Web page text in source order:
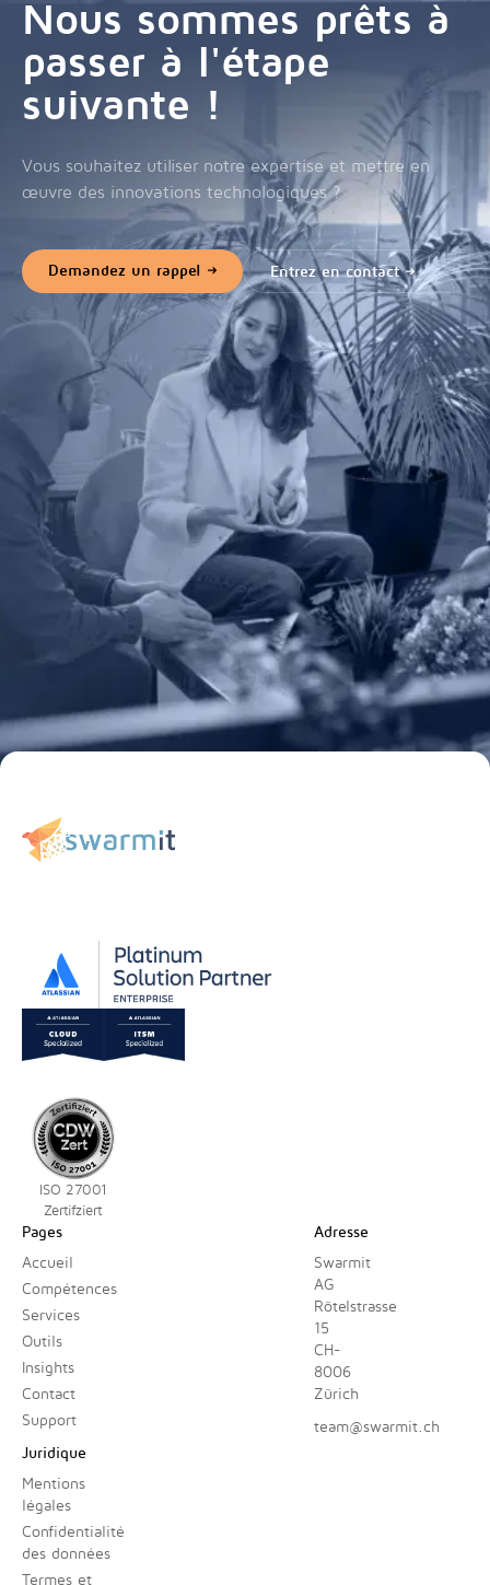
Nous sommes prêts à
passer à l'étape
suivante !
Vous souhaitez utiliser notre expertise et mettre en
œuvre des innovations technologiques ?
Demandez un rappel Entrez en contact
ISO 27001
Zertifziert
Pages
Accueil
Compétences
Services
Outils
Insights
Contact
Support
Adresse
Swarmit
AG
Rötelstrasse
15
CH-
8006
Zürich
team@swarmit.ch
Juridique
Mentions
légales
Confidentialité
des données
Termes et